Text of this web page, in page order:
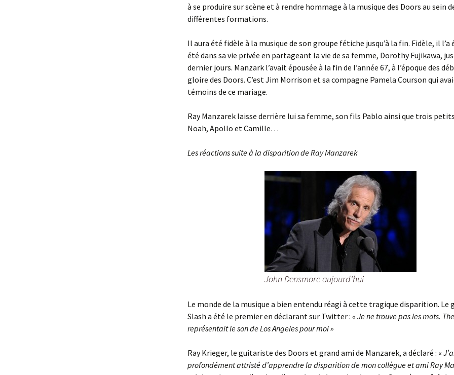
à se produire sur scène et à rendre hommage à la musique des Doors au sein
différentes formations.
Il aura été fidèle à la musique de son groupe fétiche jusqu’à la fin. Fidèle, il
été dans sa vie privée en partageant la vie de sa femme, Dorothy Fujikawa,
dernier jours. Manzark l’avait épousée à la fin de l’année 67, à l’époque des
gloire des Doors. C’est Jim Morrison et sa compagne Pamela Courson qui
témoins de ce mariage.
Ray Manzarek laisse derrière lui sa femme, son fils Pablo ainsi que trois
Noah, Apollo et Camille…
Les réactions suite à la disparition de Ray Manzarek
John Densmore aujourd'hui
Le monde de la musique a bien entendu réagi à cette tragique disparition. Le
Slash a été le premier en déclarant sur Twitter : « Je ne trouve pas les mots.
représentait le son de Los Angeles pour moi »
Ray Krieger, le guitariste des Doors et grand ami de Manzarek, a déclaré : «
profondément attristé d’apprendre la disparition de mon collègue et ami Ray